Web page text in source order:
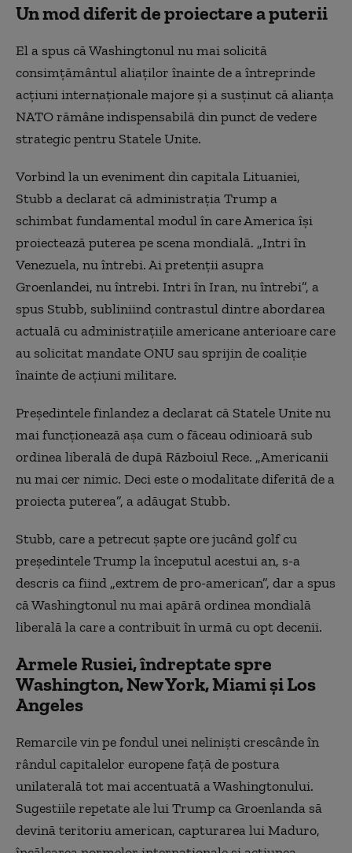
Un mod diferit de proiectare a puterii
El a spus că Washingtonul nu mai solicită
consimțământul aliaților înainte de a întreprinde
acțiuni internaționale majore și a susținut că alianța
NATO rămâne indispensabilă din punct de vedere
strategic pentru Statele Unite.
Vorbind la un eveniment dincapitalaLituaniei,
Stubb a declarat că administrația Trump a
schimbat fundamental modul în care America își
proiectează puterea pe scena mondială. „Intri în
Venezuela, nu întrebi. Ai pretenții asupra
Groenlandei, nu întrebi. Intri în Iran, nu întrebi”, a
spus Stubb, subliniind contrastul dintreabordarea
actuală cu administrațiile americane anterioare care
au solicitat mandate ONU sau sprijin de coaliție
înainte de acțiuni militare.
Președintele finlandez a declarat că Statele Unite nu
mai funcționează așa cum o făceau odinioară sub
ordinea liberală de după Războiul Rece. „Americanii
nu mai cer nimic. Deci este o modalitate diferită de a
proiecta puterea”, aadăugat Stubb.
Stubb, care a petrecut șapte ore jucând golf cu
președintele Trump la începutul acestui an, s-a
descris ca fiind „extrem de pro-american”, dar a spus
că Washingtonul nu mai apără ordinea mondială
liberalălacare a contribuit în urmă cu opt decenii.
Armele Rusiei, îndreptate spre
Washington, New York, Miami și Los
Angeles
Remarcile vin pe fondul unei neliniști crescânde în
rândul capitalelor europene față de postura
unilaterală tot mai accentuată a Washingtonului.
Sugestiile repetate ale lui Trump ca Groenlanda să
devină teritoriu american, capturarea lui Maduro,